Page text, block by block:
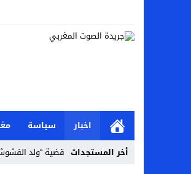
اخبار سياسة
أخر المستجدات قضية “ولد